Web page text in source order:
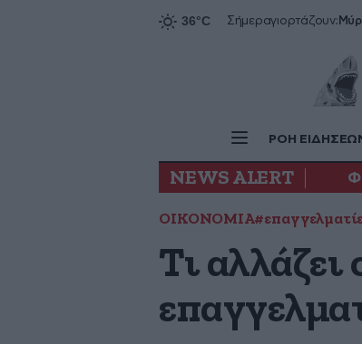
Σήμεραγιορτάζουν:
ΡΟΗ
NEWS ALERT
ΟΙΚΟΝΟΜΙΑ
Τι